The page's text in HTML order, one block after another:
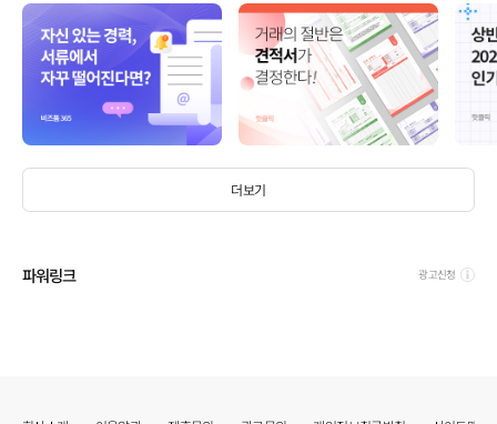
더보기
파워링크 광고신청